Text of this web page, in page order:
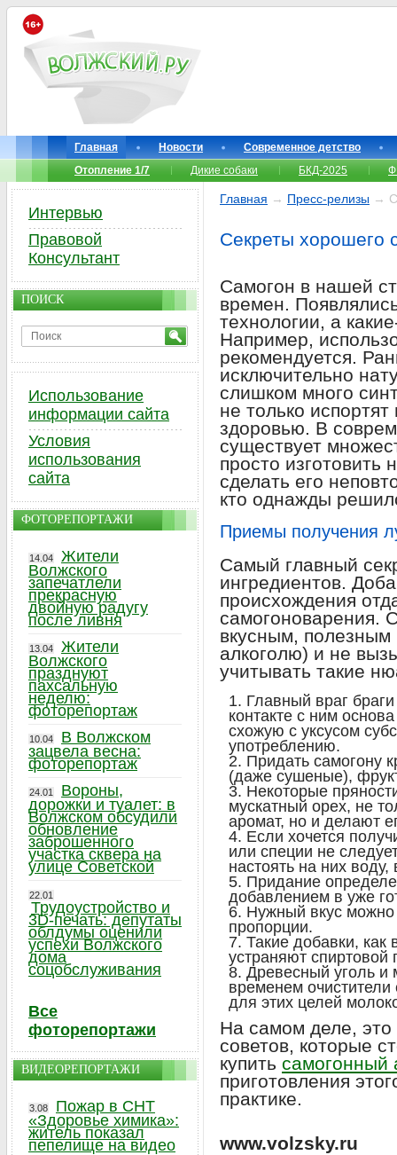
Главная Новости
Современное детство
Отопление 1/7
Дикие собаки БКД-2025
Главная → Пресс-релизы →
Секреты хорошего
Самогон в нашей
времен.
технологии, а
Например,
рекомендуется.
исключительно
слишком много
не только
здоровью. В
существует
просто изготовить
сделать его
кто однажды
Приемы получения
Самый главный
ингредиентов.
происхождения
самогоноварения.
вкусным, полезным
алкоголю) и не
учитывать такие
Главный враг
контакте с ним
схожую с уксусом
употреблению.
Придать самогону
(даже сушеные),
Некоторые
мускатный орех, не
аромат, но и делают
Если хочется
или специи не
настоять на них воду,
Придание
добавлением в уже
Нужный вкус можно
пропорции.
Такие добавки, как
устраняют спиртовой
Древесный уголь и
временем
для этих целей
На самом деле,
советов, которые
купить самогонный
приготовления
практике.
www.volzsky.ru
Интервью
Правовой
Консультант
ПОИСК
Использование
информации сайта
Условия
использования
сайта
ФОТОРЕПОРТАЖИ
14.04
Жители
Волжского
запечатлели
прекрасную
двойную радугу
после ливня
13.04
Жители
Волжского
празднуют
пахсальную
неделю:
фоторепортаж
10.04
В Волжском
зацвела весна:
фоторепортаж
24.01
Вороны,
дорожки и туалет: в
Волжском обсудили
обновление
заброшенного
участка сквера на
улице Советской
22.01
Трудоустройство и
3D-печать: депутаты
облдумы оценили
успехи Волжского
дома
соцобслуживания
Все
фоторепортажи
ВИДЕОРЕПОРТАЖИ
3.08
Пожар в СНТ
«Здоровье химика»:
житель показал
пепелище на видео